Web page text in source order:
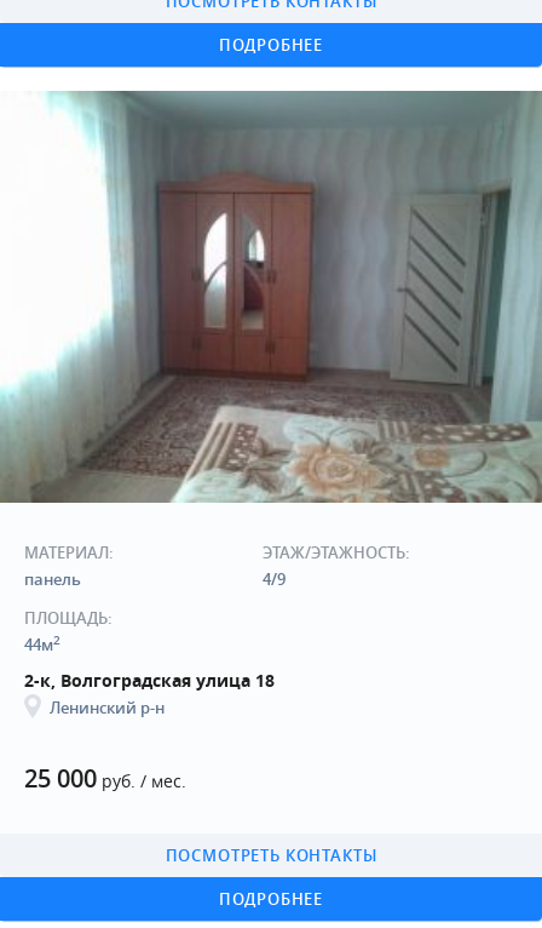
ПОДРОБНЕЕ
25 000 руб. / мес.
2-к, Волгоградская улица 18
Ленинский р-н
ПОДРОБНЕЕ
ПОСМОТРЕТЬ КОНТАКТЫ
МАТЕРИАЛ:
панель
ЭТАЖ/ЭТАЖНОСТЬ:
4/9
ПЛОЩАДЬ:
44м2